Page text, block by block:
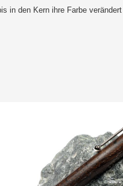
in den Kern ihre Farbe